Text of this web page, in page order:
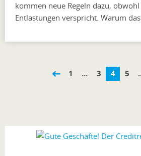
kommen neue Regeln dazu,
Entlastungen verspricht. Warum
1 ... 3 4 5